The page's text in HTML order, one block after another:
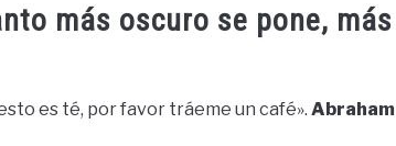
más oscuro se pone, más
es té, por favor tráeme un café». Abraham